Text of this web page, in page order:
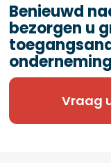
Benieuwd
bezorgen u
Vraag